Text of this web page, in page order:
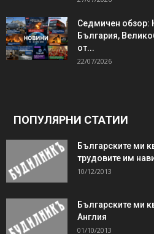
Седмичен обзор:
България,
от...
22/07/2026
ПОПУЛЯРНИ СТАТИИ
Българските ми
трудовите им
10/12/2013
Българските ми
Англия
01/10/2013